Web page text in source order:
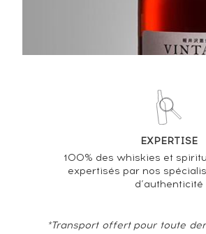
EXPERTISE
100% des whiskies et
expertisés par nos
d’authenticité
*Transport offert pour toute